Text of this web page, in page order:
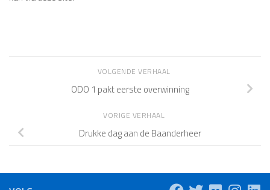
VOLGENDE VERHAAL
ODO 1 pakt eerste overwinning
VORIGE VERHAAL
Drukke dag aan de Baanderheer